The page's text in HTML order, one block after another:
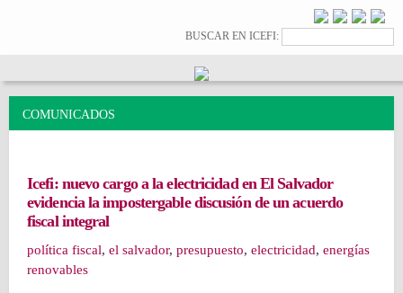
principalFormulario de
búsqueda
BUSCAR EN ICEFI:
COMUNICADOS
Icefi: nuevo cargo a la electricidad en El Salvador
evidencia la impostergable discusión de un acuerdo
fiscal integral
política fiscal, el salvador, presupuesto, electricidad, energías
renovables